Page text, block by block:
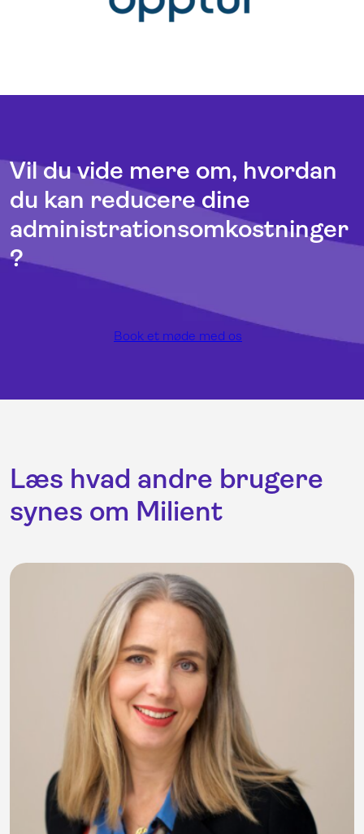
Vil du vide mere om, hvordan
du kan reducere dine
administrationsomkostninger
?
Book et møde med os
Læs hvad andre brugere
synes om Milient